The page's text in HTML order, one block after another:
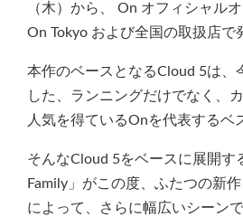
（木）から、 On オフィシャル
On Tokyo および全国の取扱店で
本作のベースとなるCloud 5は、
した、ランニングだけでなく、
人気を得ているOnを代表するベ
そんなCloud 5をベースに展開す
Family」がこの度、ふたつの新
によって、さらに幅広いシーン